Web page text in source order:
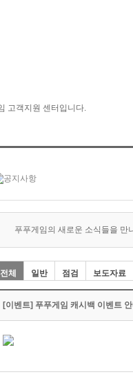
푸푸게임의 새로운 소식들을 만
전체 일반 점검 보도자료
[이벤트] 푸푸게임 캐시백 이벤트